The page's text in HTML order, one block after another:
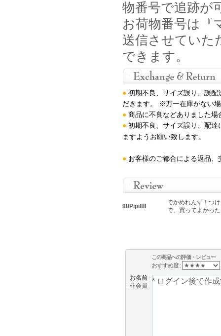
物番号で追跡が
お荷物番号は『
送信させていた
できます。
● 初期不良、サイズ誤り、誤
だきます。 ※万一在庫がない
● 商品に不良などありました
● 初期不良、サイズ誤り、配達
ますようお願い致します。
● お客様のご都合による返品
88Pipi88
でかめれんず！つ
で、買ってよかっ
この商品への評価・レビュー
おすすめ度 :
お名前
非会員